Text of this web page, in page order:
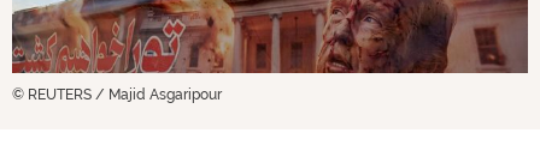
© REUTERS / Majid Asgaripour